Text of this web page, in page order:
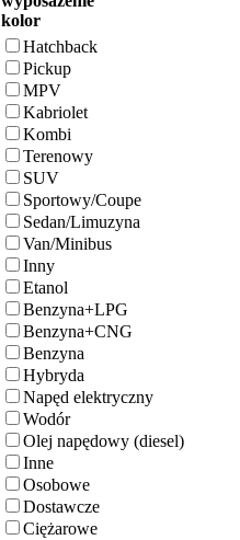
kolor
Hatchback
Pickup
MPV
Kabriolet
Kombi
Terenowy
SUV
Sportowy/Coupe
Sedan/Limuzyna
Van/Minibus
Inny
Etanol
Benzyna+LPG
Benzyna+CNG
Benzyna
Hybryda
Napęd elektryczny
Wodór
Olej napędowy (diesel)
Inne
Osobowe
Dostawcze
Ciężarowe